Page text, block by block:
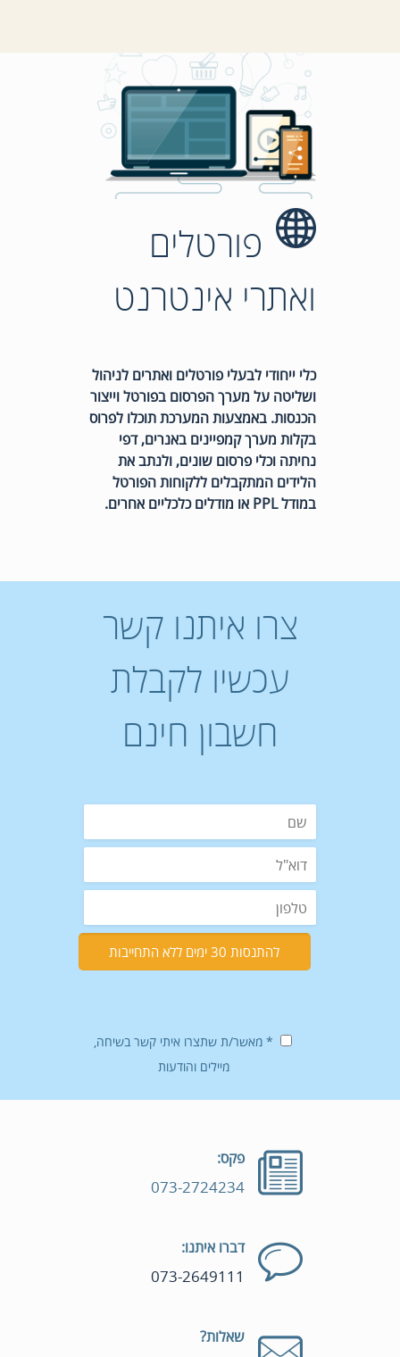
פורטלים
ואתרי אינטרנט
כלי ייחודי לבעלי פורטלים ואתרים לניהול
ושליטה על מערך הפרסום בפורטל וייצור
הכנסות. באמצעות המערכת תוכלו לפרוס
בקלות מערך קמפיינים באנרים, דפי
נחיתה וכלי פרסום שונים, ולנתב את
הלידים המתקבלים ללקוחות הפורטל
במודל PPL או מודלים כלכליים אחרים.
צרו איתנו קשר
עכשיו לקבלת
חשבון חינם
* מאשר/ת שתצרו איתי קשר בשיחה,
מיילים והודעות
פקס:
073-2724234
דברו איתנו:
073-2649111
שאלות?